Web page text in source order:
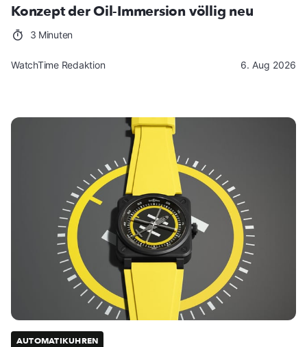
Konzept der Oil-Immersion völlig neu
3 Minuten
WatchTime Redaktion 6. Aug 2026
AUTOMATIKUHREN